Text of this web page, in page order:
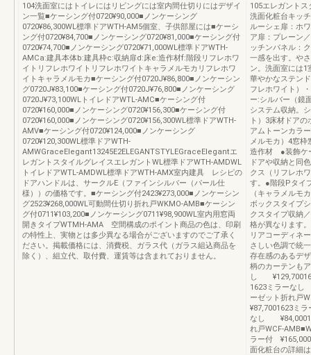
104洗面室にはトイレにはリビングには室内間仕切りにはデザイ
ン一覧■ケーシング付0720¥90,000■ノンケーシング
0720¥86,300WL標準ドアWTH-AM5個室、子供部屋には■ケーシ
ング付0720¥84,700■ノンケーシング0720¥81,000■ケーシング付
0720¥74,700■ノンケーシング0720¥71,000WL標準ドアWTH-
AMCa:建具本体b:建具枠c:収納扉d:床e:造作材f:階段リフレホワ
イトリフレホワイトリフレホワイトキャラメルモカリフレホワ
イトキャラメルモカ■ケーシング付0720J¥86,800■ノンケーシン
グ0720J¥83,100■ケーシング付0720J¥76,800■ノンケーシング
0720J¥73,100WLトイレドアWTL-AMC■ケーシング付
0720¥160,000■ノンケーシング0720¥156,300■ケーシング付
0720¥160,000■ノンケーシング0720¥156,300WL標準ドアWTH-
AMV■ケーシング付0720¥124,000■ノンケーシング
0720¥120,300WL標準ドアWTH-
AMWGraceElegant13245E2ELEGANTSTYLEGraceElegantエ
レガントスタイルグレイスエレガントWL標準ドアWTH-AMDWL
トイレドアWTL-AMDWL標準ドアWTH-AMX室内建具 レシピの
ドアハンドルは、サークルE（ファインシルバー（パール仕
様））の価格です。■ケーシング付2423¥273,000■ノンケーシン
グ2523¥268,000WL可動間仕切り折れ戸WKMO-AMB■ケーシン
グ付0711¥103,200■ノンケーシング0711¥98,900WL室内用窓両
開きタイプWTMH-AMA 空間構成のポイント商品の色は、印刷
の特性上、実物とは多少異なる場合がございますのでご了承く
ださい。掲載価格には、消費税、ガラス代（ガラス組込商品を
除く）、組立代、取付費、運賃等は含まれておりません。
105エレガント
洗面化粧台キッ
ルーシェ扉：ホ
ア扉：プレーン
ッチンパネル：
一感を出す。や
ン。洗面室には1
華やかなステン
フレホワイト）
ー:シルバー（鏡
システム収納。
ト）3床材ドア
アムトーンカラ
メルモカ）4窓
造作材 ●装飾ケ
ドアや収納と同
クス（リフレホ
す。●階段Pタイ
（キャラメルモ
ボックスタイプ
クスタイプ収納
格が異なります
リアコーディネ
さしい色調で統
存在感のあるデ
柄のカーテンも
し
1623ミラーな
ーゼット折れ戸
¥87,7001623ミ
なし
れ戸WCF-
ラー付
面化粧台の詳細